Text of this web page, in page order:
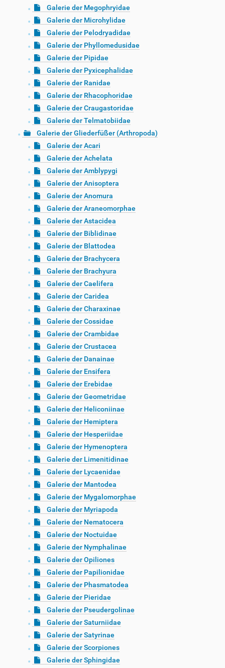
Galerie der Megophryidae
Galerie der Microhylidae
Galerie der Pelodryadidae
Galerie der Phyllomedusidae
Galerie der Pipidae
Galerie der Pyxicephalidae
Galerie der Ranidae
Galerie der Rhacophoridae
Galerie der Craugastoridae
Galerie der Telmatobiidae
Galerie der Gliederfüßer (Arthropoda)
Galerie der Acari
Galerie der Achelata
Galerie der Amblypygi
Galerie der Anisoptera
Galerie der Anomura
Galerie der Araneomorphae
Galerie der Astacidea
Galerie der Biblidinae
Galerie der Blattodea
Galerie der Brachycera
Galerie der Brachyura
Galerie der Caelifera
Galerie der Caridea
Galerie der Charaxinae
Galerie der Cossidae
Galerie der Crambidae
Galerie der Crustacea
Galerie der Danainae
Galerie der Ensifera
Galerie der Erebidae
Galerie der Geometridae
Galerie der Heliconiinae
Galerie der Hemiptera
Galerie der Hesperiidae
Galerie der Hymenoptera
Galerie der Limenitidinae
Galerie der Lycaenidae
Galerie der Mantodea
Galerie der Mygalomorphae
Galerie der Myriapoda
Galerie der Nematocera
Galerie der Noctuidae
Galerie der Nymphalinae
Galerie der Opiliones
Galerie der Papilionidae
Galerie der Phasmatodea
Galerie der Pieridae
Galerie der Pseudergolinae
Galerie der Saturniidae
Galerie der Satyrinae
Galerie der Scorpiones
Galerie der Sphingidae